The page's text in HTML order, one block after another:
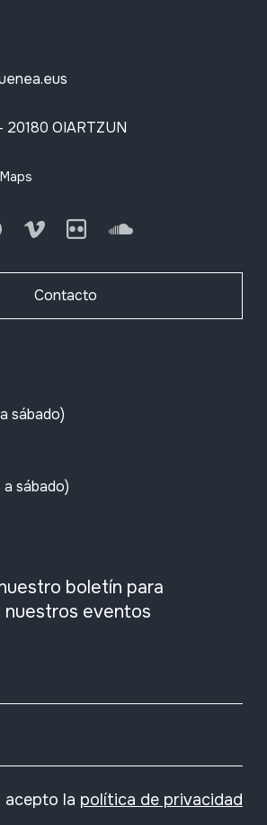
20180 OIARTZUN
Issuu Vimeo Flickr SoundCloud
Contacto
sábado)
sábado)
boletín para
eventos
acepto la política de privacidad